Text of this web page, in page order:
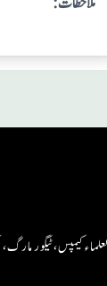
کیمپس، ٹیگور مارگ،